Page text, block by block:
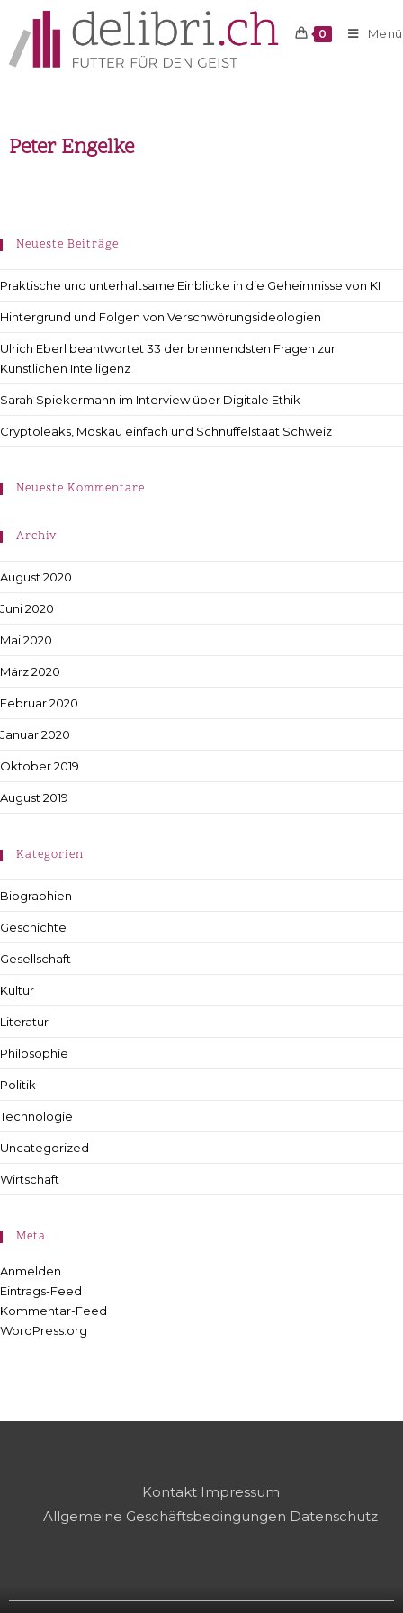
0 Menü
Peter Engelke
Neueste Beiträge
Praktische und unterhaltsame Einblicke in die Geheimnisse von KI
Hintergrund und Folgen von Verschwörungsideologien
Ulrich Eberl beantwortet 33 der brennendsten Fragen zur
Künstlichen Intelligenz
Sarah Spiekermann im Interview über Digitale Ethik
Cryptoleaks, Moskau einfach und Schnüffelstaat Schweiz
Neueste Kommentare
Archiv
August 2020
Juni 2020
Mai 2020
März 2020
Februar 2020
Januar 2020
Oktober 2019
August 2019
Kategorien
Biographien
Geschichte
Gesellschaft
Kultur
Literatur
Philosophie
Politik
Technologie
Uncategorized
Wirtschaft
Meta
Anmelden
Eintrags-Feed
Kommentar-Feed
WordPress.org
Kontakt Impressum
Allgemeine Geschäftsbedingungen Datenschutz